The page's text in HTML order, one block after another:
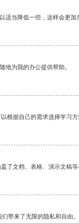
适当降低一些，这样会更加
地为我的办公提供帮助。
根据自己的需求选择学习方
了文档、表格、演示文稿
带来了无限的隐私和自由。